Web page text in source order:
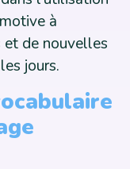
à
et de nouvelles
jours.